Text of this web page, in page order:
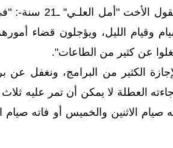
إنه سؤال يتأخر
وقيام الليل، ويؤجلون قضاء
عن كثير من الطاعات".
الكثير من البرامج، ونغفل عن
العطلة لا يمكن أن تمر عليه ثلاث
الاثنين والخميس أو فاته صيام